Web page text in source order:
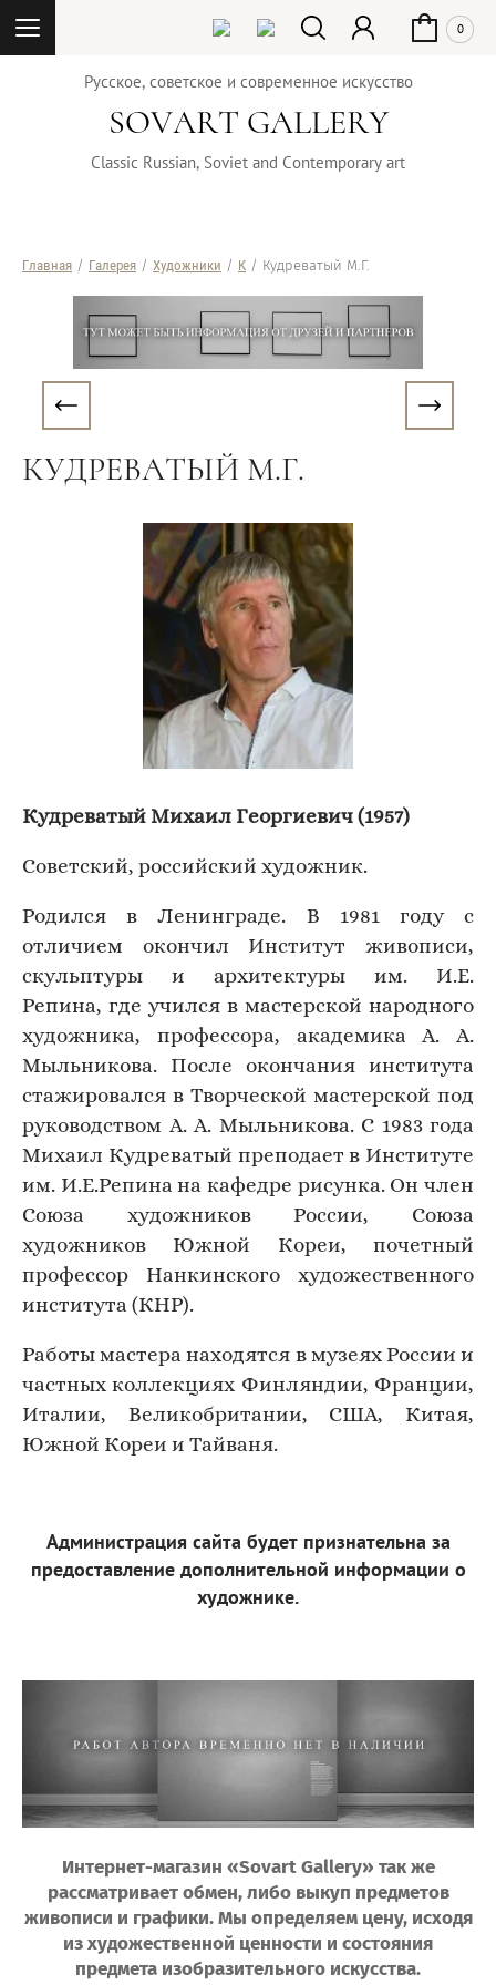
0
Русское, советское и современное искусство
SOVART GALLERY
Classic Russian, Soviet and Contemporary art
Главная / Галерея / Художники / К / Кудреватый М.Г.
КУДРЕВАТЫЙ М.Г.
Кудреватый Михаил Георгиевич (1957)
Советский, российский художник.
Родился в Ленинграде. В 1981 году с
отличием окончил Институт живописи,
скульптуры и архитектуры им. И.Е.
Репина, где учился в мастерской народного
художника, профессора, академика А. А.
Мыльникова. После окончания института
стажировался в Творческой мастерской под
руководством А. А. Мыльникова. С 1983 года
Михаил Кудреватый преподает в Институте
им. И.Е.Репина на кафедре рисунка. Он член
Союза художников России, Союза
художников Южной Кореи, почетный
профессор Нанкинского художественного
института (КНР).
Работы мастера находятся в музеях России и
частных коллекциях Финляндии, Франции,
Италии, Великобритании, США, Китая,
Южной Кореи и Тайваня.
Администрация сайта будет признательна за
предоставление дополнительной информации о
художнике.
Интернет-магазин «Sovart Gallery» так же
рассматривает обмен, либо выкуп предметов
живописи и графики. Мы определяем цену, исходя
из художественной ценности и состояния
предмета изобразительного искусства.